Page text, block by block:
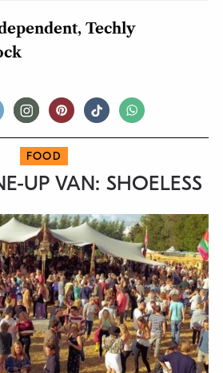
Techly
FOOD
UP VAN: SHOELESS